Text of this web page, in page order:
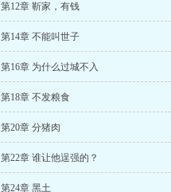
第12章 靳家，有钱
第14章 不能叫世子
第16章 为什么过城不入
第18章 不发粮食
第20章 分猪肉
第22章 谁让他逞强的？
第24章 黑土